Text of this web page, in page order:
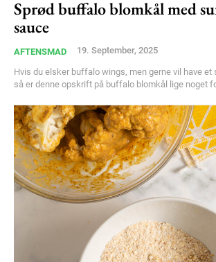
Gratis
Etiam est nibh, lobortis sit
Ut mollis pellentesque tortor
Nullam eu erat condimentum
Donec quis est ac felis
Orci varius natoque dolor
Sprød buffalo blomkål med
sauce
AFTENSMAD 19. September, 2025
Hvis du elsker buffalo wings, men gerne vil have et
så er denne opskrift på buffalo blomkål lige noget